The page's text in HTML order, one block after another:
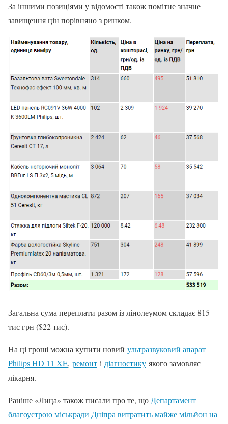
За іншими позиціями у відомості також помітне значне
завищення цін порівняно з ринком.
Загальна сума переплати разом із лінолеумом складає 815
тис грн ($22 тис).
На ці гроші можна купити новий ультразвуковий апарат
Philips HD 11 XE, ремонт і діагностику якого замовляє
лікарня.
Раніше «Лица» також писали про те, щоДепартамент
благоустрою міськради Дніпра витратить майже мільйон на